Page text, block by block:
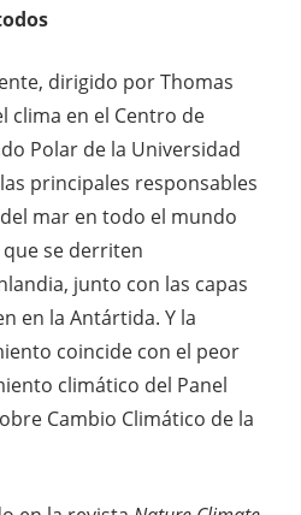
dirigido por Thomas
clima en el Centro de
Polar de la Universidad
principales responsables
mar en todo el mundo
se derriten
junto con las capas
en la Antártida. Y la
coincide con el peor
climático del Panel
Cambio Climático de la